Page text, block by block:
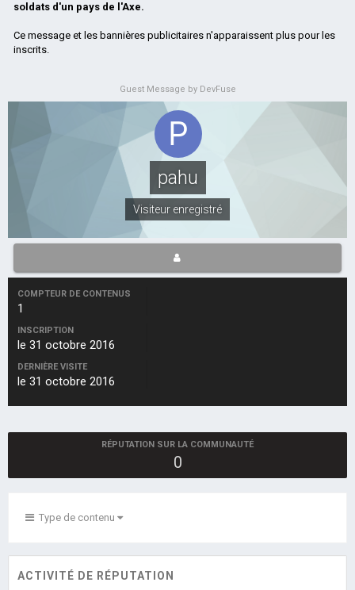
soldats d'un pays de l'Axe.
Ce message et les bannières publicitaires n'apparaissent plus pour les
inscrits.
Guest Message by DevFuse
pahu
Visiteur enregistré
COMPTEUR DE CONTENUS
1
INSCRIPTION
le 31 octobre 2016
DERNIÈRE VISITE
le 31 octobre 2016
RÉPUTATION SUR LA COMMUNAUTÉ
0
Type de contenu
ACTIVITÉ DE RÉPUTATION